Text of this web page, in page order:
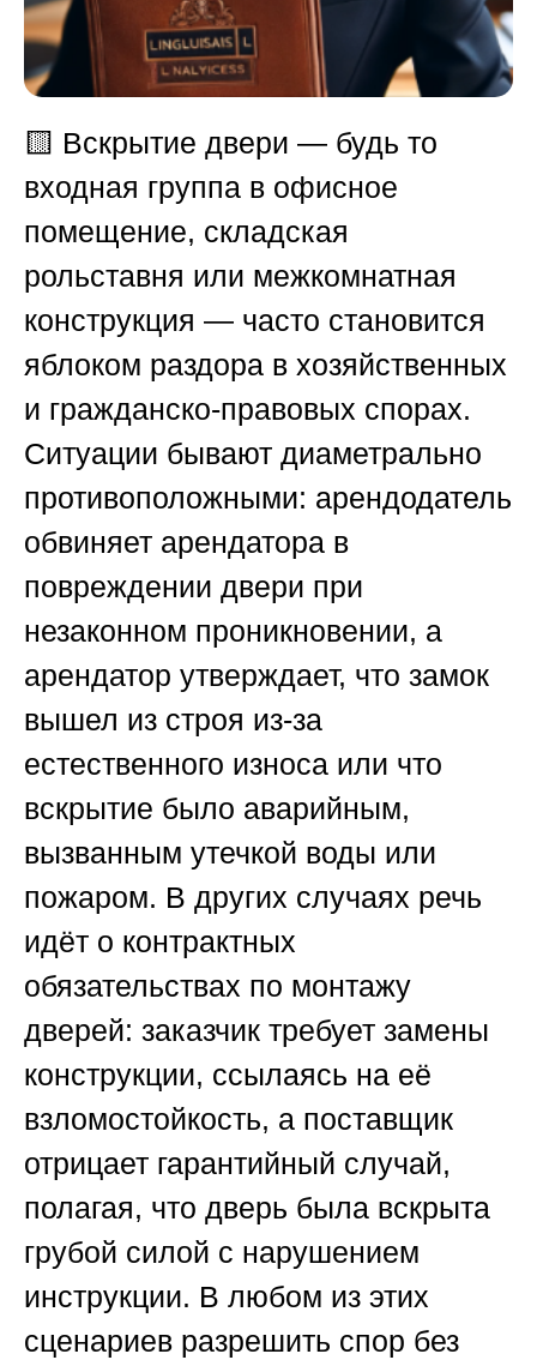
🟨 Вскрытие двери — будь то
входная группа в офисное
помещение, складская
рольставня или межкомнатная
конструкция — часто становится
яблоком раздора в хозяйственных
и гражданско-правовых спорах.
Ситуации бывают диаметрально
противоположными: арендодатель
обвиняет арендатора в
повреждении двери при
незаконном проникновении, а
арендатор утверждает, что замок
вышел из строя из-за
естественного износа или что
вскрытие было аварийным,
вызванным утечкой воды или
пожаром. В других случаях речь
идёт о контрактных
обязательствах по монтажу
дверей: заказчик требует замены
конструкции, ссылаясь на её
взломостойкость, а поставщик
отрицает гарантийный случай,
полагая, что дверь была вскрыта
грубой силой с нарушением
инструкции. В любом из этих
сценариев разрешить спор без